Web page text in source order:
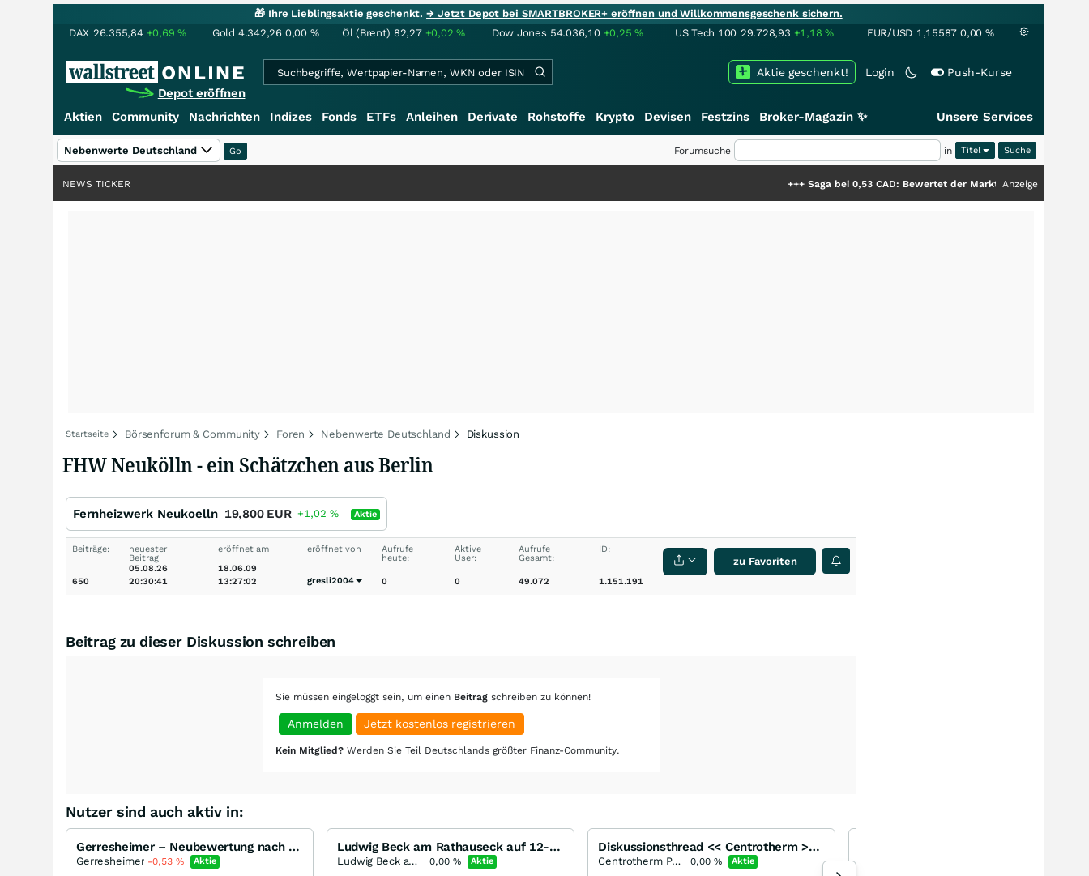
🎁 Ihre Lieblingsaktie geschenkt.→ Jetzt Depot bei SMARTBROKER+ eröffnen und Willkommensgeschenk sichern.
DAX 26.355,84 +0,69% Gold 4.342,26 0,00 % Öl (Brent) 82,27 +0,02% Dow Jones 54.036,10 +0,25% US Tech 100 29.728,93 +1,18% EUR/USD 1,15587 0,00 %
Depot eröffnen
Login Push-Kurse
Aktie geschenkt!
Aktien Community Nachrichten Indizes Fonds ETFs Anleihen Derivate Rohstoffe Krypto Devisen Festzins Broker-Magazin ✨ Unsere Services
Nebenwerte Deutschland Forumsuche in Titel
Saga bei 0,53 CAD: Bewertet der Markt noch immer nur die Hälfte
Anzeige
NEWS TICKER
Startseite Börsenforum & Community Foren Nebenwerte Deutschland Diskussion
FHW Neukölln - ein Schätzchen aus Berlin
Fernheizwerk Neukoelln 19,800 EUR +1,02 % Aktie
Beiträge:
650
neuester
Beitrag
05.08.26
20:30:41
eröffnet am
18.06.09
13:27:02
eröffnet von
gresli2004
Aufrufe
heute:
0
Aktive
User:
0
Aufrufe
Gesamt:
49.072
ID:
1.151.191
zu Favoriten
Beitrag zu dieser Diskussion schreiben
Sie müssen eingeloggt sein, um einen Beitrag schreiben zu können!
Anmelden Jetzt kostenlos registrieren
Kein Mitglied? Werden Sie Teil Deutschlands größter Finanz-Community.
Nutzer sind auch aktiv in:
Gerresheimer – Neubewertung nach Bilanzprüfung
Gerresheimer -0,53% Aktie
Ludwig Beck am Rathauseck auf 12-Jahrestief
Ludwig Beck am Rathauseck - Textilhaus Feldmeier 0,00% Aktie
Diskussionsthread << Centrotherm >> <
Centrotherm Photovoltaics 0,00% Aktie